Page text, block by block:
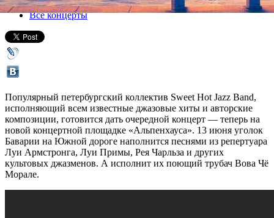
Все концерты
Популярный петербургский коллектив Sweet Hot Jazz Band,
исполняющий всем известные джазовые хиты и авторские
композиции, готовится дать очередной концерт — теперь на
новой концертной площадке «Альпенхауса». 13 июня уголок
Баварии на Южной дороге наполнится песнями из репертуара
Луи Армстронга, Луи Примы, Рея Чарльза и других
культовых джазменов. А исполнит их поющий трубач Вова Чё
Морале.